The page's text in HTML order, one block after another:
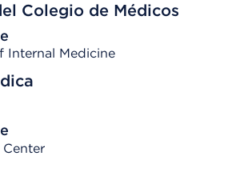
Colegio de Médicos
Internal Medicine
Center